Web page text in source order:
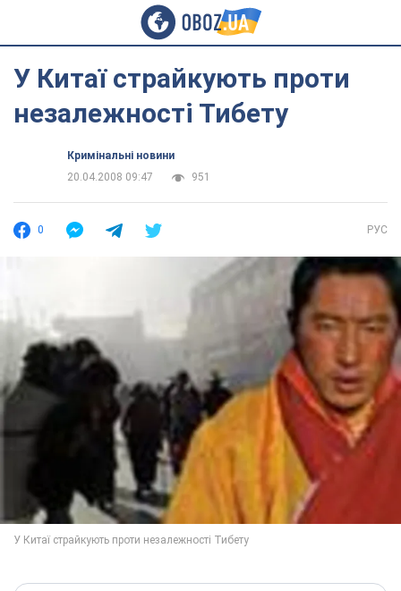
У Китаї страйкують проти
незалежності Тибету
Кримінальні новини
20.04.2008 09:47
951
0 РУС